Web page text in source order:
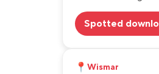
Spotted
📍 Wismar